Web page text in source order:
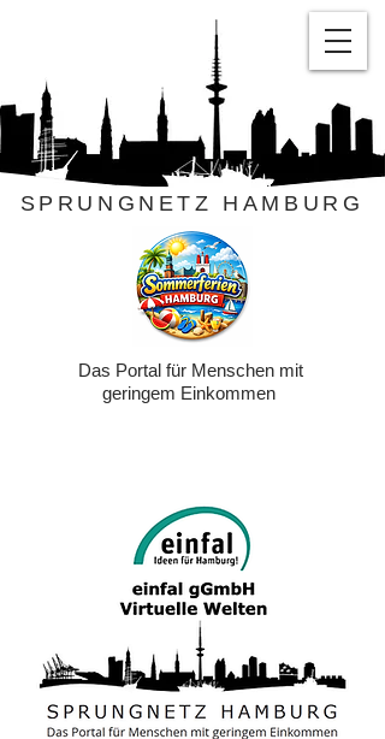
SPRUNGNETZ HAMBURG
Das Portal für Menschen mit
geringem Einkommen